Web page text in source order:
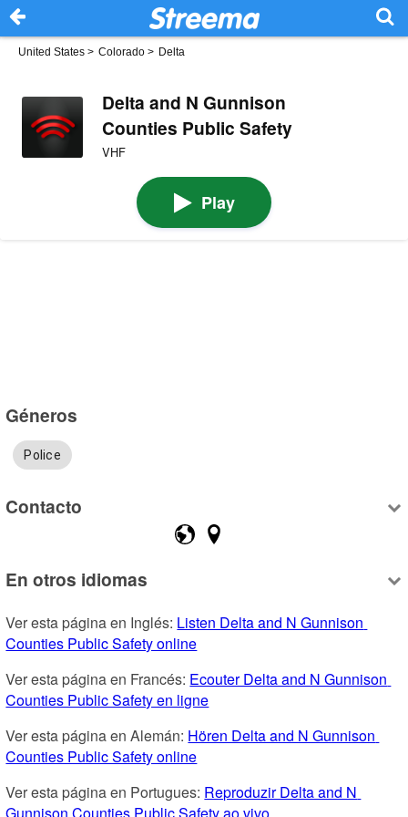
United States > Colorado > Delta
Delta and N Gunnison
Counties Public Safety
VHF
Play
Géneros
Police
Contacto
En otros idiomas
Ver esta página en Inglés: Listen Delta and N Gunnison
Counties Public Safety online
Ver esta página en Francés: Ecouter Delta and N Gunnison
Counties Public Safety en ligne
Ver esta página en Alemán: Hören Delta and N Gunnison
Counties Public Safety online
Ver esta página en Portugues: Reproduzir Delta and N
Gunnison Counties Public Safety ao vivo